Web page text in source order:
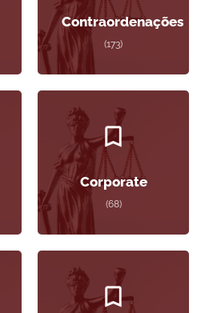
Contraordenações
(173)
Corporate
(68)